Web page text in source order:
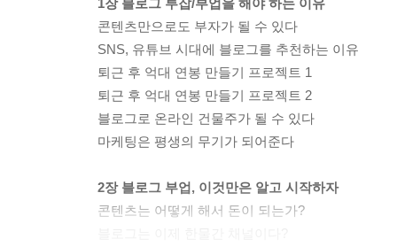
콘텐츠만으로도 부자가 될 수 있다
SNS, 유튜브 시대에 블로그를 추천하는 이유
퇴근 후 억대 연봉 만들기 프로젝트 1
퇴근 후 억대 연봉 만들기 프로젝트 2
블로그로 온라인 건물주가 될 수 있다
마케팅은 평생의 무기가 되어준다
2장 블로그 부업, 이것만은 알고 시작하자
콘텐츠는 어떻게 해서 돈이 되는가?